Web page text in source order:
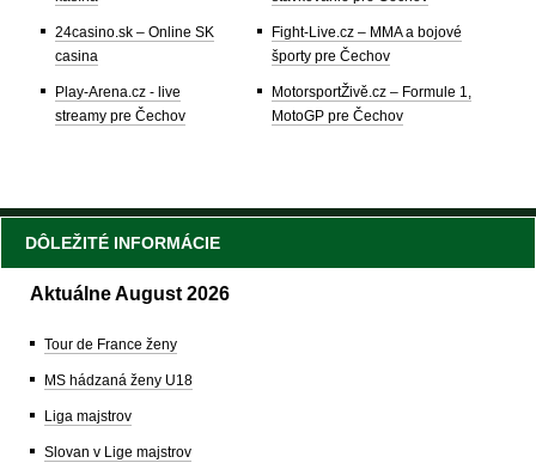
24casino.sk – Online SK
casina
Play-Arena.cz - live
streamy pre Čechov
Fight-Live.cz – MMA a bojové
športy pre Čechov
MotorsportŽivě.cz – Formule 1,
MotoGP pre Čechov
DÔLEŽITÉ INFORMÁCIE
Aktuálne August 2026
Tour de France ženy
MS hádzaná ženy U18
Liga majstrov
Slovan v Lige majstrov